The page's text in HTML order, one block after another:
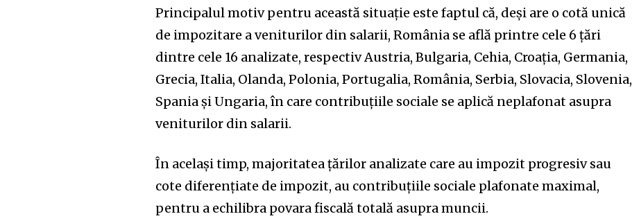
Principalul motiv pentru această situaţie este faptul că, deşi are o cotă unică
de impozitare a veniturilor din salarii, România se află printre cele 6 ţări
dintre cele 16 analizate, respectiv Austria, Bulgaria, Cehia, Croaţia, Germania,
Grecia, Italia, Olanda, Polonia, Portugalia, România, Serbia, Slovacia, Slovenia,
Spania şi Ungaria, în care contribuţiile sociale se aplică neplafonat asupra
veniturilor din salarii.
În acelaşi timp, majoritatea ţărilor analizate care au impozit progresiv sau
cote diferenţiate de impozit, au contribuţiile sociale plafonate maximal,
pentru a echilibra povara fiscală totală asupra muncii.